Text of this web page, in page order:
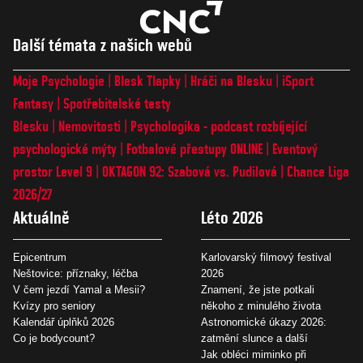
Další témata z našich webů
Moje Psychologie Blesk Tlapky Hráči na Blesku
iSport
Fantasy Spotřebitelské testy
Blesku
Nemovitosti
Psychologika - podcast rozbíjející
psychologické mýty
Fotbalové přestupy ONLINE
Eventový
prostor Level 9 OKTAGON 92: Szabová vs. Pudilová
Chance Liga
2026/27
Aktuálně
Epicentrum
Neštovice: příznaky, léčba
V čem jezdí Yamal a Mesii?
Kvízy pro seniory
Kalendář úplňků 2026
Co je bodycount?
Léto 2026
Karlovarský filmový festival
2026
Znamení, že jste potkali
někoho z minulého života
Astronomické úkazy 2026:
zatmění slunce a další
Jak obléci miminko při